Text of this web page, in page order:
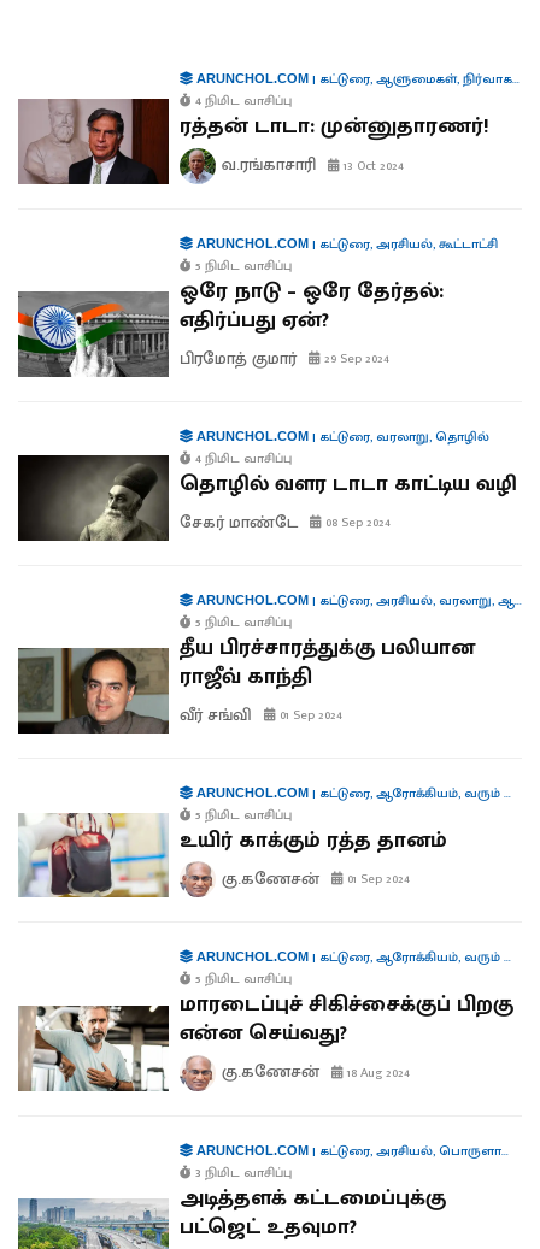
ARUNCHOL.COM| கட்டுரை,ஆளுமைகள்,நிர்வாகம்
4 நிமிட வாசிப்பு
ரத்தன் டாடா: முன்னுதாரணர்!
வ.ரங்காசாரி 13 Oct 2024
ARUNCHOL.COM| கட்டுரை,அரசியல்,கூட்டாட்சி
5 நிமிட வாசிப்பு
ஒரே நாடு – ஒரே தேர்தல்:
எதிர்ப்பது ஏன்?
பிரமோத் குமார் 29 Sep 2024
ARUNCHOL.COM| கட்டுரை, வரலாறு,தொழில்
4 நிமிட வாசிப்பு
தொழில் வளர டாடா காட்டிய வழி
சேகர் மாண்டே 08 Sep 2024
ARUNCHOL.COM| கட்டுரை,அரசியல், வரலாறு,ஆளுமைகள்
5 நிமிட வாசிப்பு
தீய பிரச்சாரத்துக்கு பலியான
ராஜீவ் காந்தி
வீர் சங்வி 01 Sep 2024
ARUNCHOL.COM| கட்டுரை,ஆரோக்கியம், வரும் முன் காக்க
5 நிமிட வாசிப்பு
உயிர் காக்கும் ரத்த தானம்
கு.கணேசன் 01 Sep 2024
ARUNCHOL.COM| கட்டுரை,ஆரோக்கியம், வரும் முன் காக்க
5 நிமிட வாசிப்பு
மாரடைப்புச் சிகிச்சைக்குப் பிறகு
என்ன செய்வது?
கு.கணேசன் 18 Aug 2024
ARUNCHOL.COM| கட்டுரை,அரசியல்,பொருளாதாரம்
3 நிமிட வாசிப்பு
அடித்தளக் கட்டமைப்புக்கு
பட்ஜெட் உதவுமா?